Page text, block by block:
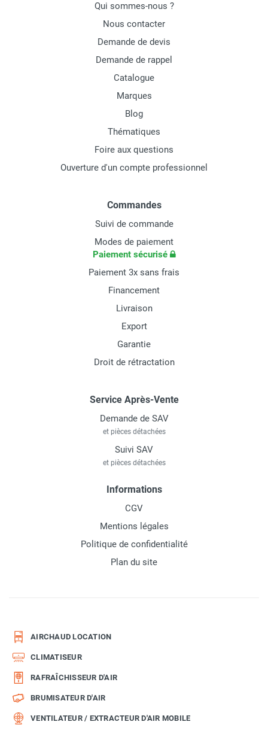
Qui sommes-nous ?
Nous contacter
Demande de devis
Demande de rappel
Catalogue
Marques
Blog
Thématiques
Foire aux questions
Ouverture d'un compte professionnel
Commandes
Suivi de commande
Modes de paiement
Paiement sécurisé
Paiement 3x sans frais
Financement
Livraison
Export
Garantie
Droit de rétractation
Service Après-Vente
Demande de SAV
et pièces détachées
Suivi SAV
et pièces détachées
Informations
CGV
Mentions légales
Politique de confidentialité
Plan du site
AIRCHAUD LOCATION
CLIMATISEUR
RAFRAÎCHISSEUR D'AIR
BRUMISATEUR D'AIR
VENTILATEUR / EXTRACTEUR D'AIR MOBILE